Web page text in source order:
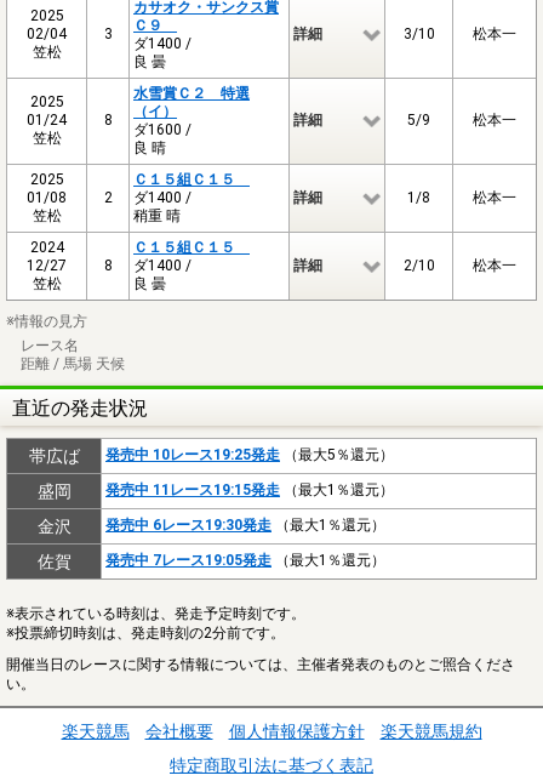
2025
02/04
笠松
3
カサオク・サンクス賞
Ｃ９
ダ1400 /
良 曇
詳細 3/10 松本一
2025
01/24
笠松
8
水雪賞Ｃ２ 特選
（イ）
ダ1600 /
良 晴
詳細 5/9 松本一
2025
01/08
笠松
2
Ｃ１５組Ｃ１５
ダ1400 /
稍重 晴
詳細 1/8 松本一
2024
12/27
笠松
8
Ｃ１５組Ｃ１５
ダ1400 /
良 曇
詳細 2/10 松本一
※情報の見方
レース名
距離 / 馬場 天候
直近の発走状況
帯広ば 発売中 10レース19:25発走 （最大5％還元）
盛岡 発売中 11レース19:15発走 （最大1％還元）
金沢 発売中 6レース19:30発走 （最大1％還元）
佐賀 発売中 7レース19:05発走 （最大1％還元）
※表示されている時刻は、発走予定時刻です。
※投票締切時刻は、発走時刻の2分前です。
開催当日のレースに関する情報については、主催者発表のものとご照合くださ
い。
楽天競馬 会社概要 個人情報保護方針
楽天競馬規約
特定商取引法に基づく表記